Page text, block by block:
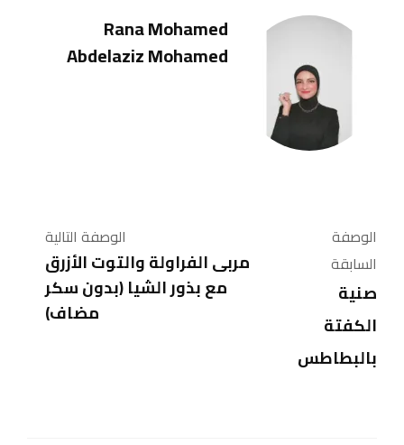
Rana Mohamed
Abdelaziz Mohamed
الوصفة
السابقة
صنية
الكفتة
بالبطاطس
الوصفة التالية
مربى الفراولة والتوت الأزرق
مع بذور الشيا (بدون سكر
مضاف)